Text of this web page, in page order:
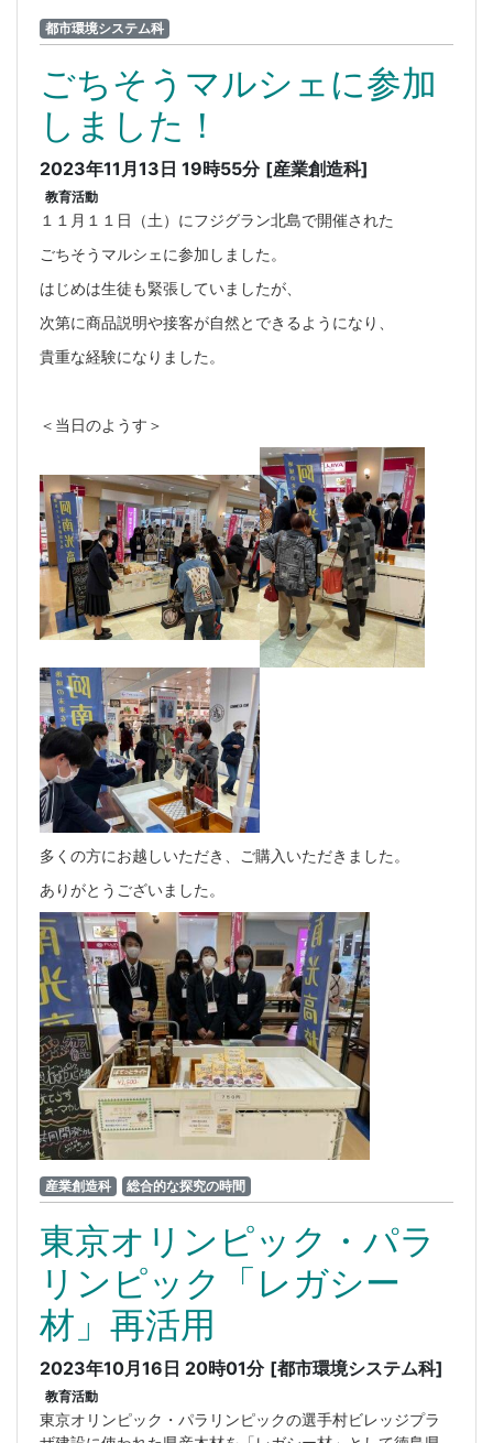
都市環境システム科
ごちそうマルシェに参加
しました！
2023年11月13日 19時55分 [産業創造科]
教育活動
１１月１１日（土）にフジグラン北島で開催された
ごちそうマルシェに参加しました。
はじめは生徒も緊張していましたが、
次第に商品説明や接客が自然とできるようになり、
貴重な経験になりました。
＜当日のようす＞
多くの方にお越しいただき、ご購入いただきました。
ありがとうございました。
産業創造科 総合的な探究の時間
東京オリンピック・パラ
リンピック「レガシー
材」再活用
2023年10月16日 20時01分 [都市環境システム科]
教育活動
東京オリンピック・パラリンピックの選手村ビレッジプラ